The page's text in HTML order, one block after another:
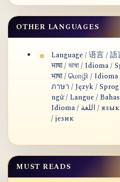
OTHER LANGUAGES
Language / 语言 /
भाषा / ভাষা / Idioma /
भाषा / மொழி /
ภาษา / Język /
ngữ / Langue /
Idioma / اللغة / язык / lingua
/ језик
MUST READS